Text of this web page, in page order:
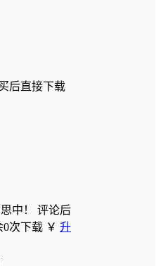
后直接下载
中！ 评论后
0次下载 ￥ 升